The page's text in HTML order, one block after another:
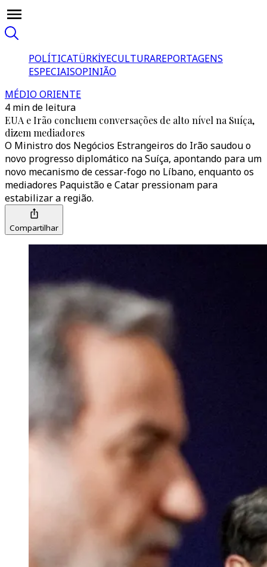
POLÍTICATÜRKİYECULTURAREPORTAGENS
ESPECIAISOPINIÃO
MÉDIO ORIENTE
4 min de leitura
EUA e Irão concluem conversações de alto nível na Suíça,
dizem mediadores
O Ministro dos Negócios Estrangeiros do Irão saudou o
novo progresso diplomático na Suíça, apontando para um
novo mecanismo de cessar-fogo no Líbano, enquanto os
mediadores Paquistão e Catar pressionam para
estabilizar a região.
Compartilhar